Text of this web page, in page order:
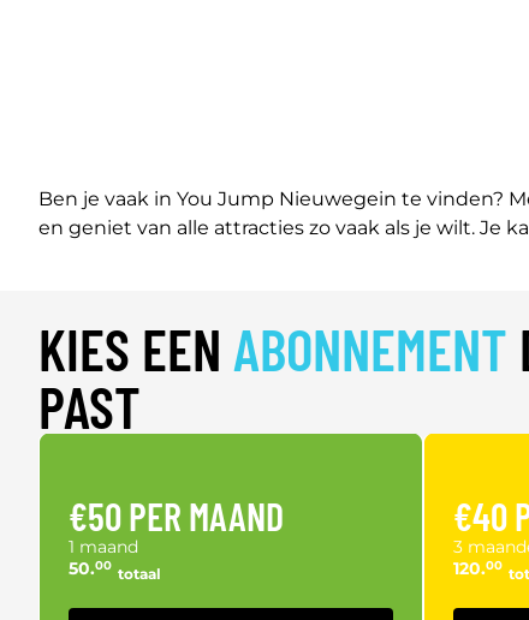
Ben je vaak in You Jump Nieuwegein te vinden?
en geniet van alle attracties zo vaak als je wilt. Je
KIES EEN ABONNEMENT
PAST
€50 PER MAAND
1 maand
50.00 totaal
€40
3
120.00